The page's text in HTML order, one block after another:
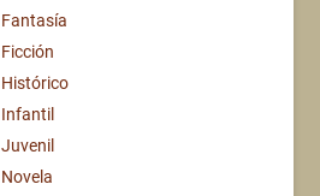
Fantasía
Ficción
Histórico
Infantil
Juvenil
Novela